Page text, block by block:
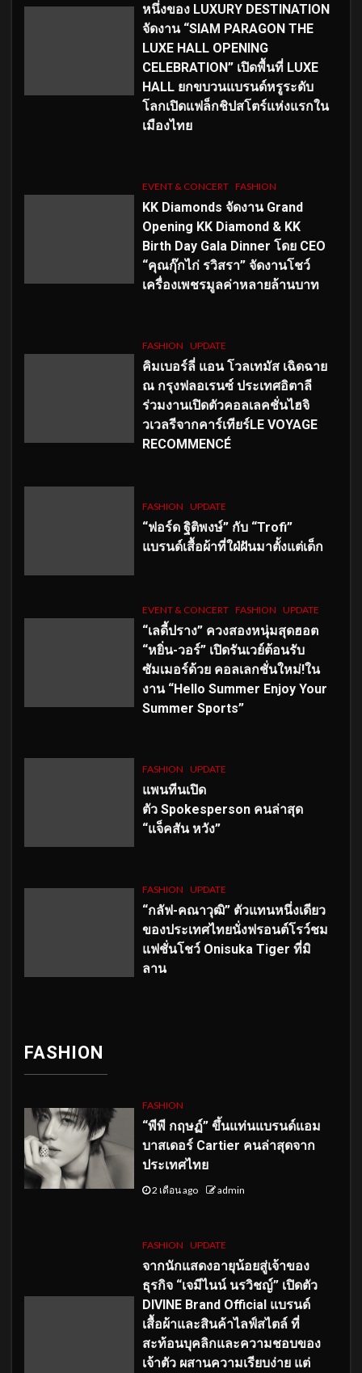
หนึ่งของ LUXURY DESTINATION
จัดงาน “SIAM PARAGON THE
LUXE HALL OPENING
CELEBRATION” เปิดพื้นที่ LUXE
HALL ยกขบวนแบรนด์หรูระดับ
โลกเปิดแฟล็กชิปสโตร์แห่งแรกใน
เมืองไทย
EVENT & CONCERT FASHION
KK Diamonds จัดงาน Grand
Opening KK Diamond & KK
Birth Day Gala Dinner โดย CEO
“คุณกุ๊กไก่ รวิสรา” จัดงานโชว์
เครื่องเพชรมูลค่าหลายล้านบาท
FASHION UPDATE
คิมเบอร์ลี่ แอน โวลเทมัส เฉิดฉาย
ณ กรุงฟลอเรนซ์ ประเทศอิตาลี
ร่วมงานเปิดตัวคอลเลคชั่นไฮจิ
วเวลรีจากคาร์เทียร์LE VOYAGE
RECOMMENCÉ
FASHION UPDATE
“ฟอร์ด ฐิติพงษ์” กับ “Trofi”
แบรนด์เสื้อผ้าที่ใฝ่ฝันมาตั้งแต่เด็ก
EVENT & CONCERT FASHION UPDATE
“เลดี้ปราง” ควงสองหนุ่มสุดฮอต
“หยิ่น-วอร์” เปิดรันเวย์ต้อนรับ
ซัมเมอร์ด้วย คอลเลกชั่นใหม่!ใน
งาน “Hello Summer Enjoy Your
Summer Sports”
FASHION UPDATE
แพนทีนเปิด
ตัว Spokesperson คนล่าสุด
“แจ็คสัน หวัง”
FASHION UPDATE
“กลัฟ-คณาวุฒิ” ตัวแทนหนึ่งเดียว
ของประเทศไทยนั่งฟรอนต์โรว์ชม
แฟชั่นโชว์ Onisuka Tiger ที่มิ
ลาน
FASHION
FASHION
“พีพี กฤษฏ์” ขึ้นแท่นแบรนด์แอม
บาสเดอร์ Cartier คนล่าสุดจาก
ประเทศไทย
2 เดือน ago admin
FASHION UPDATE
จากนักแสดงอายุน้อยสู่เจ้าของ
ธุรกิจ “เจมีไนน์ นรวิชญ์” เปิดตัว
DIVINE Brand Official แบรนด์
เสื้อผ้าและสินค้าไลฟ์สไตล์ ที่
สะท้อนบุคลิกและความชอบของ
เจ้าตัว ผสานความเรียบง่าย แต่